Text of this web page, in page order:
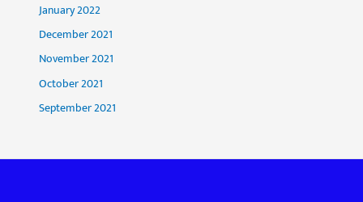
January 2022
December 2021
November 2021
October 2021
September 2021